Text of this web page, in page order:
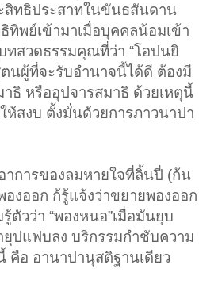
ทธิประสาทในขันธสันดาน
ทิพย์เข้ามาเมื่อบุคคลน้อมเข้า
ทสวดธรรมคุณที่ว่า “โอปนยิ
ตนผู้ที่จะรับอำนาจนี้ได้ดี ต้องมี
ธิ หรืออุปจารสมาธิ ด้วยเหตุนี้
ห้สงบ ตั้งมั่นด้วยการภาวนาปา
าการของลมหายใจที่ลิ้นปี่ (ก้น
งออก ก้รู้แจ้งว่าขยายพองออก
ตัวว่า “พองหนอ”เมื่อมันยุบ
ปแฟบลง บริกรรมกำชับความ
คือ อานาปานุสติฐานเดียว